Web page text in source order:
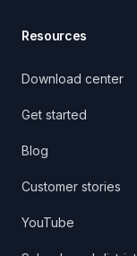
Resources
Download center
Get started
Blog
Customer stories
YouTube